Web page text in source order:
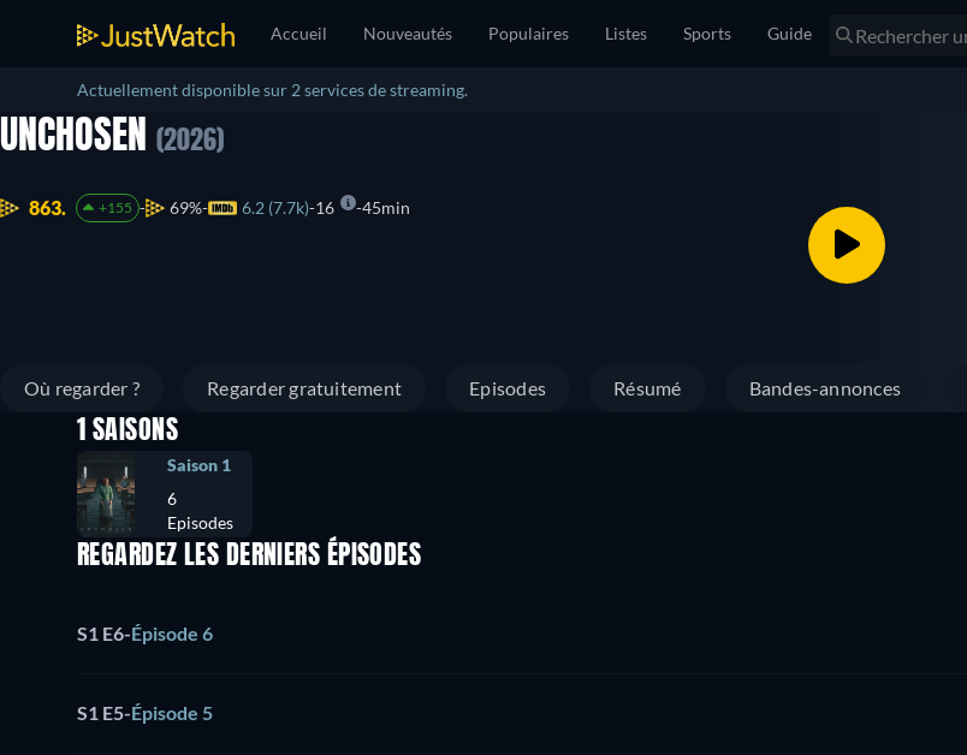
Accueil Nouveautés Populaires Listes Sports Guide
Actuellement disponible sur 2 services de streaming.
UNCHOSEN (2026)
863. +155 69% 6.2 (7.7k) 16 45min
Où regarder ? Regarder gratuitement Episodes Résumé Bandes-annonces
1 SAISONS
Saison 1
6
Episodes
REGARDEZ LES DERNIERS ÉPISODES
S1 E6-Épisode 6
S1 E5-Épisode 5